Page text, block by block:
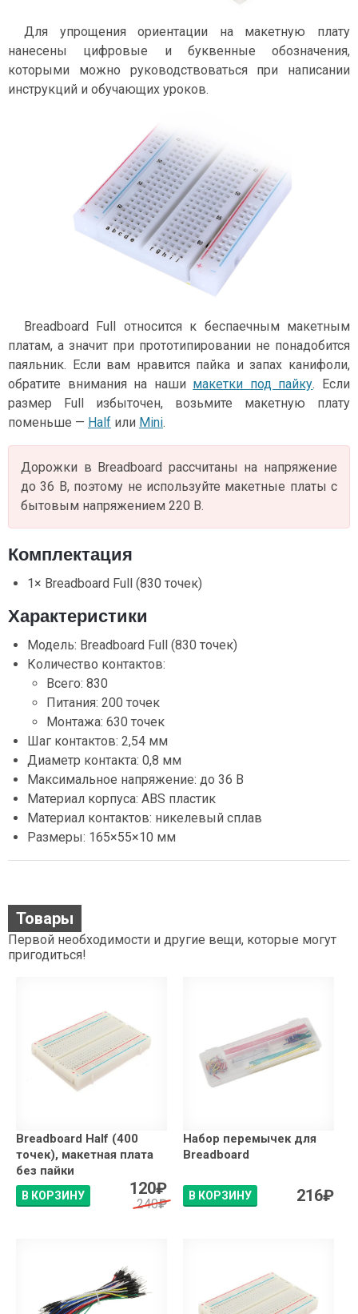
Для упрощения ориентации на макетную плату
нанесены цифровые и буквенные обозначения,
которыми можно руководствоваться при написании
инструкций и обучающих уроков.
Breadboard Full относится к беспаечным макетным
платам, а значит при прототипировании не понадобится
паяльник. Если вам нравится пайка и запах канифоли,
обратите внимания на наши макетки под пайку. Если
размер Full избыточен, возьмите макетную плату
поменьше — Half или Mini.
Дорожки в Breadboard рассчитаны на напряжение
до 36 В, поэтому не используйте макетные платы с
бытовым напряжением 220 В.
Комплектация
1× Breadboard Full (830 точек)
Характеристики
Модель: Breadboard Full (830 точек)
Количество контактов:
Всего: 830
Питания: 200 точек
Монтажа: 630 точек
Шаг контактов: 2,54 мм
Диаметр контакта: 0,8 мм
Максимальное напряжение: до 36 В
Материал корпуса: ABS пластик
Материал контактов: никелевый сплав
Размеры: 165×55×10 мм
Товары
Первой необходимости и другие вещи, которые могут
пригодиться!
Breadboard Half (400
точек), макетная плата
без пайки
В КОРЗИНУ 120₽
240₽
Набор перемычек для
Breadboard
В КОРЗИНУ 216₽